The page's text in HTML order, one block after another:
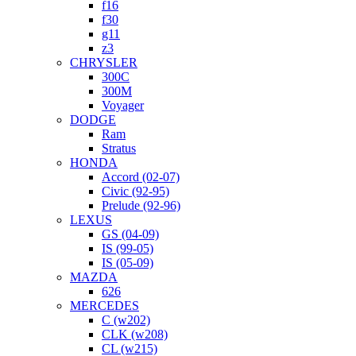
f16
f30
g11
z3
CHRYSLER
300C
300M
Voyager
DODGE
Ram
Stratus
HONDA
Accord (02-07)
Civic (92-95)
Prelude (92-96)
LEXUS
GS (04-09)
IS (99-05)
IS (05-09)
MAZDA
626
MERCEDES
C (w202)
CLK (w208)
CL (w215)